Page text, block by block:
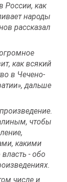
России, как
народы
рассказал
как всякий
в Чечено-
дальше
чтобы
какими
- обо
числе и